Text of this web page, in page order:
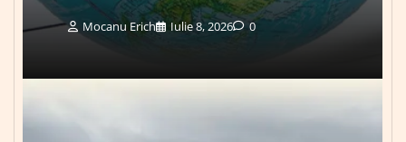
Mocanu Erich Iulie 8, 2026 0